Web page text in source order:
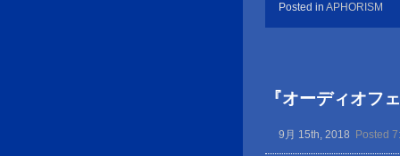
Posted in APHORISM
『オーディオフ
9月 15th, 2018 Posted